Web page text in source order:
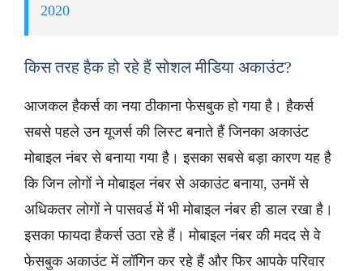
2020
किस तरह हैक हो रहे हैं सोशल मीडिया अकाउंट?
आजकल हैकर्स का नया ठीकाना फेसबुक हो गया है। हैकर्स
सबसे पहले उन यूजर्स की लिस्ट बनाते हैं जिनका अकाउंट
मोबाइल नंबर से बनाया गया है। इसका सबसे बड़ा कारण यह है
कि जिन लोगों ने मोबाइल नंबर से अकाउंट बनाया, उनमें से
अधिकतर लोगों ने पासवर्ड में भी मोबाइल नंबर ही डाल रखा है।
इसका फायदा हैकर्स उठा रहे हैं। मोबाइल नंबर की मदद से वे
फेसबुक अकाउंट में लॉगिन कर रहे हैं और फिर आपके परिवार